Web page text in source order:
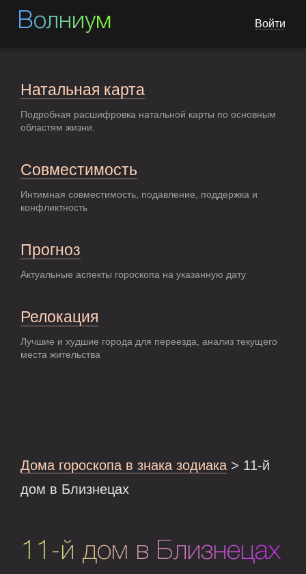
Волниум Войти
Натальная карта
Подробная расшифровка натальной карты по основным
областям жизни.
Совместимость
Интимная совместимость, подавление, поддержка и
конфликтность
Прогноз
Актуальные аспекты гороскопа на указанную дату
Релокация
Лучшие и худшие города для переезда, анализ текущего
места жительства
Дома гороскопа в знака зодиака > 11-й
дом в Близнецах
11-й дом в Близнецах